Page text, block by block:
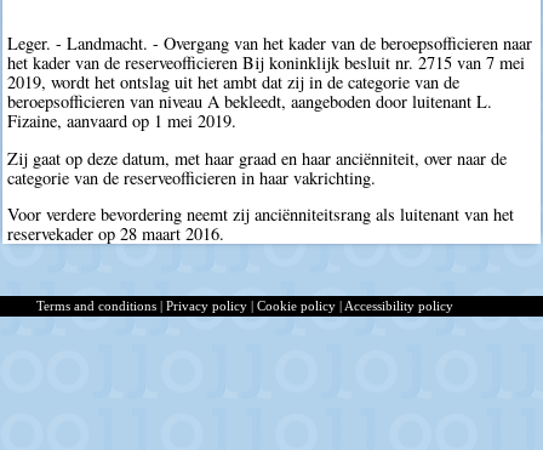
Leger. - Landmacht. - Overgang van het kader van de beroepsofficieren naar
het kader van de reserveofficieren Bij koninklijk besluit nr. 2715 van 7 mei
2019, wordt het ontslag uit het ambt dat zij in de categorie van de
beroepsofficieren van niveau A bekleedt, aangeboden door luitenant L.
Fizaine, aanvaard op 1 mei 2019.
Zij gaat op deze datum, met haar graad en haar anciënniteit, over naar de
categorie van de reserveofficieren in haar vakrichting.
Voor verdere bevordering neemt zij anciënniteitsrang als luitenant van het
reservekader op 28 maart 2016.
Terms and conditions | Privacy policy | Cookie policy | Accessibility policy